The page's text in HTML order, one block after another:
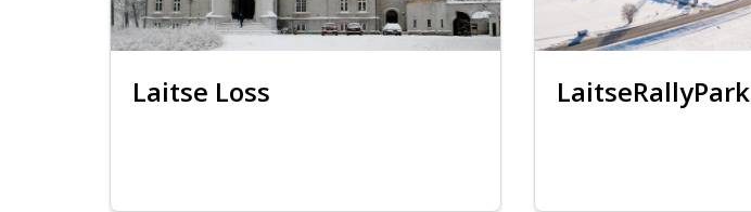
Laitse Loss LaitseRallyPark